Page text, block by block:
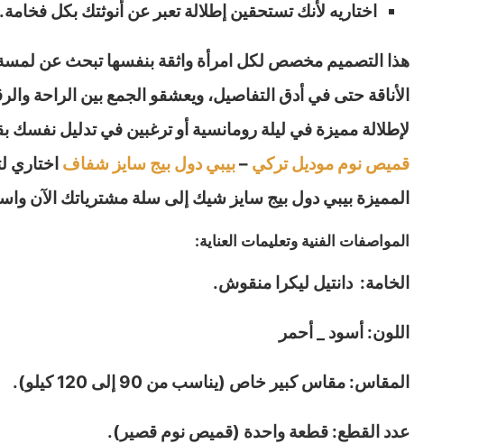
اختاريه لأنك تستحقين إطلالة تعبر عن أنوثتك بكل فخامة.
هذا التصميم مخصص لكل امرأة واثقة بنفسها تبحث عن لمسة
الأناقة حتى في أدق التفاصيل، ويعشقو الجمع بين الراحة
لإطلالة مميزة في ليلة رومانسية أو ترغبين في تدليل
قميص نوم موديل تركي –بيبي دول بيج سايز شفاف اختاري
المميزة بيبي دول بيج سايز شيك إلى سلة مشترياتك الآن
المواصفات الفنية وتعليمات العناية:
الخامة: دانتيل ليكرا منقوش.
اللون: أسود _ أحمر
المقاس: مقاس كبير خاص (يناسب من 90 إلى 120 كيلو).
عدد القطع: قطعة واحدة (قميص نوم قصير).